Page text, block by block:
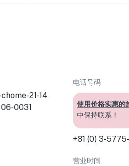
21-14
0031
电话号码
使用价格实惠的
中保持联系！
+81 (0) 3-
营业时间